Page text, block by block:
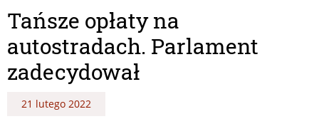
Tańsze opłaty na
autostradach. Parlament
zadecydował
21 lutego 2022